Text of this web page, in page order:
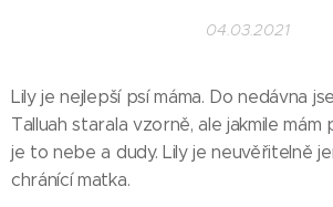
04.03.2021
Lily je nejlepší psí máma. Do nedávna
Talluah starala vzorně, ale jakmile mám
je to nebe a dudy. Lily je neuvěřitelně
chránící matka.